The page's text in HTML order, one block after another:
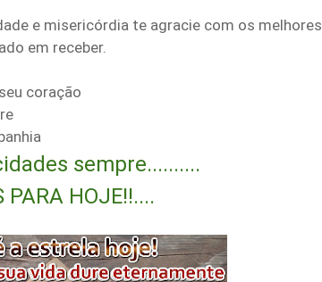
e misericórdia te agracie com os melhores
em receber.
coração
sempre..........
HOJE!!....